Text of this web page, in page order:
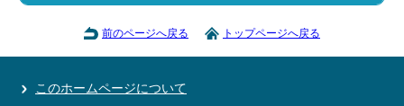
前のページへ戻る トップページへ戻る
このホームページについて